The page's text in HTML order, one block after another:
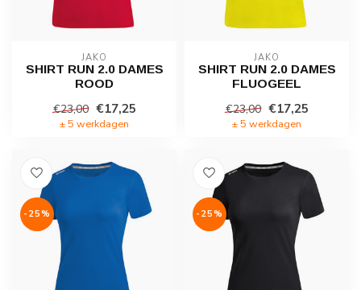
JAKO
SHIRT RUN 2.0 DAMES
ROOD
€23,00 €17,25
± 5 werkdagen
JAKO
SHIRT RUN 2.0 DAMES
FLUOGEEL
€23,00 €17,25
± 5 werkdagen
-25% -25%